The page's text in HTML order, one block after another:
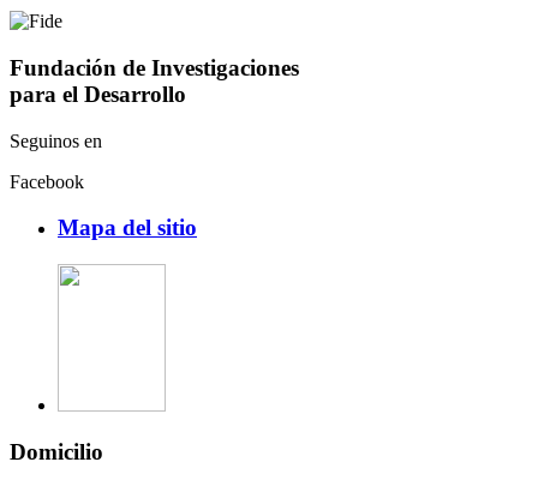
Fundación de Investigaciones
para el Desarrollo
Seguinos en
Facebook
Mapa del sitio
Domicilio